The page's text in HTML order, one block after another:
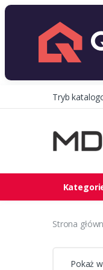
Tryb
Strona
Pokaż